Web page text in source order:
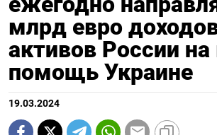
млрд евро
активов России
помощь Украине
19.03.2024